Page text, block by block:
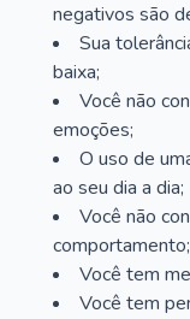
negativos são
Sua
baixa;
Você não
emoções;
O uso de
ao seu dia a dia;
Você não
comportamento;
Você tem
Você tem